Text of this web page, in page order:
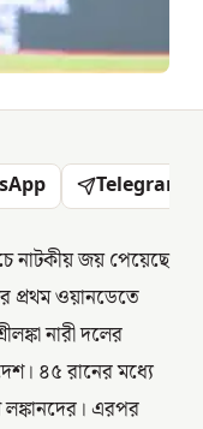
Telegram
নাটকীয় জয় পেয়েছে
প্রথম ওয়ানডেতে
নারী দলের
৪৫ রানের মধ্যে
এরপর